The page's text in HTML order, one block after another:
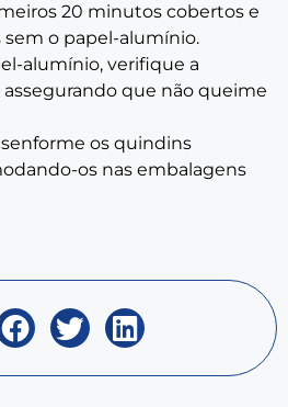
20 minutos cobertos e
o papel-alumínio.
alumínio, verifique a
que não queime
os quindins
os nas embalagens